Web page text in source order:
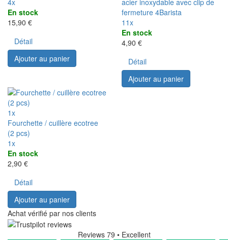
En stock
15,90 €
Détail
Ajouter au panier
fermeture 4Barista
11x
En stock
4,90 €
Détail
Ajouter au panier
1x
Fourchette / cuillère ecotree
(2 pcs)
1x
En stock
2,90 €
Détail
Ajouter au panier
Achat vérifié par nos clients
Reviews 79 • Excellent